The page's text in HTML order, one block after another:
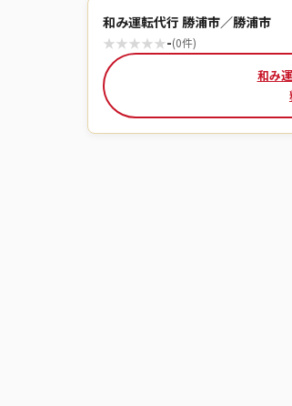
和み運転代行 勝浦市／勝浦市
★★★★★-(0件)
和み